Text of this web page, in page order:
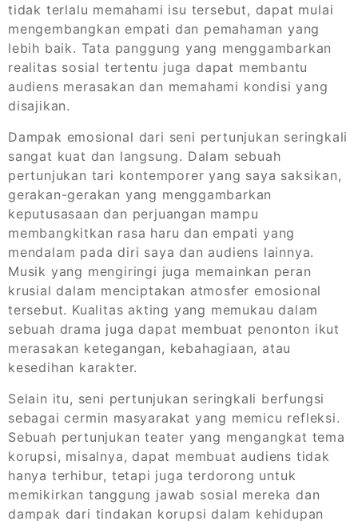
tidak terlalu memahami isu tersebut, dapat mulai
mengembangkan empati dan pemahaman yang
lebih baik. Tata panggung yang menggambarkan
realitas sosial tertentu juga dapat membantu
audiens merasakan dan memahami kondisi yang
disajikan.
Dampak emosional dari seni pertunjukan seringkali
sangat kuat dan langsung. Dalam sebuah
pertunjukan tari kontemporer yang saya saksikan,
gerakan-gerakan yang menggambarkan
keputusasaan dan perjuangan mampu
membangkitkan rasa haru dan empati yang
mendalam pada diri saya dan audiens lainnya.
Musik yang mengiringi juga memainkan peran
krusial dalam menciptakan atmosfer emosional
tersebut. Kualitas akting yang memukau dalam
sebuah drama juga dapat membuat penonton ikut
merasakan ketegangan, kebahagiaan, atau
kesedihan karakter.
Selain itu, seni pertunjukan seringkali berfungsi
sebagai cermin masyarakat yang memicu refleksi.
Sebuah pertunjukan teater yang mengangkat tema
korupsi, misalnya, dapat membuat audiens tidak
hanya terhibur, tetapi juga terdorong untuk
memikirkan tanggung jawab sosial mereka dan
dampak dari tindakan korupsi dalam kehidupan